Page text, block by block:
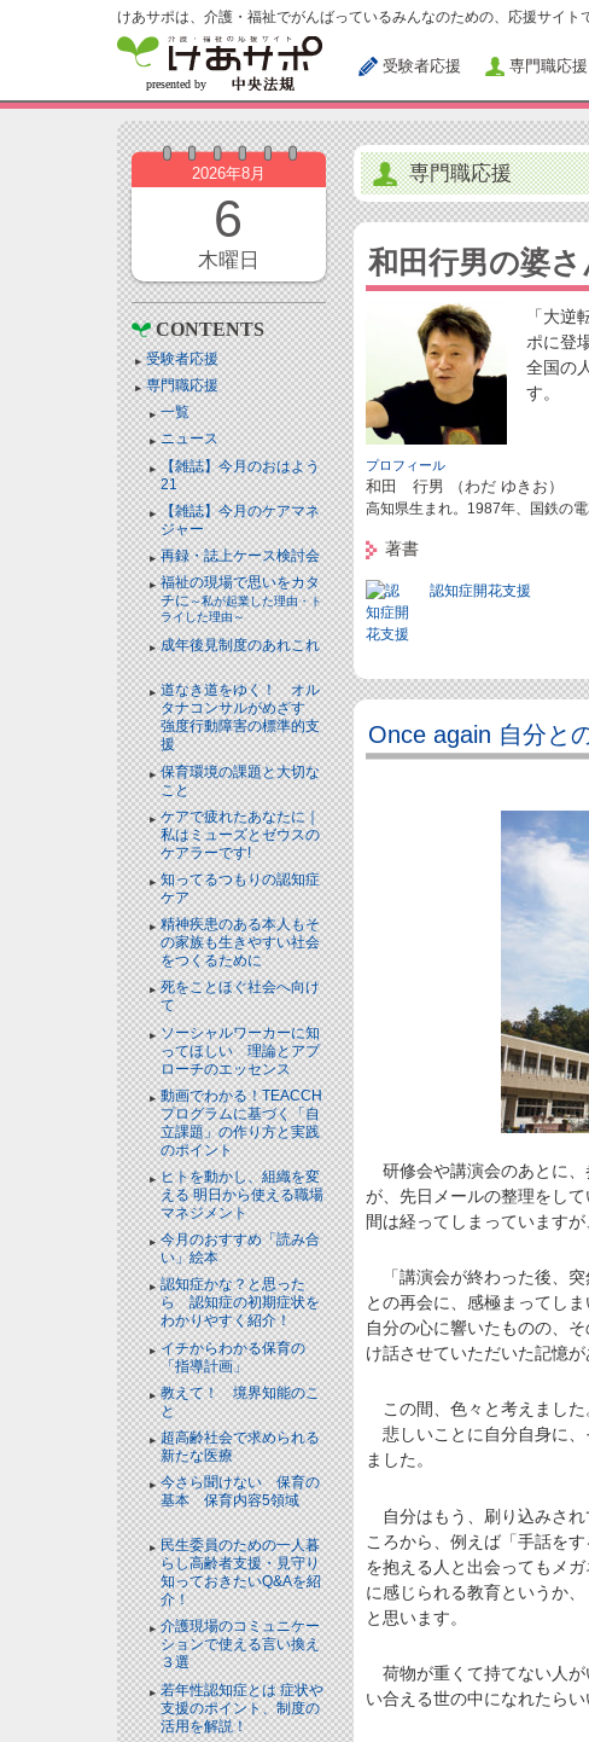
けあサポは、介護・福祉でがんばっているみんなのための、応援サイト
受験者応援 専門職応援
2026年8月
6
木曜日
CONTENTS
受験者応援
専門職応援
一覧
ニュース
【雑誌】今月のおはよう
21
【雑誌】今月のケアマネ
ジャー
再録・誌上ケース検討会
福祉の現場で思いをカタ
チに～私が起業した理由・ト
ライした理由～
成年後見制度のあれこれ
NEW!
道なき道をゆく！ オル
タナコンサルがめざす
強度行動障害の標準的支
援NEW!
保育環境の課題と大切な
ことNEW!
ケアで疲れたあなたに｜
私はミューズとゼウスの
ケアラーです!NEW!
知ってるつもりの認知症
ケアNEW!
精神疾患のある本人もそ
の家族も生きやすい社会
をつくるためにNEW!
死をことほぐ社会へ向け
てNEW!
ソーシャルワーカーに知
ってほしい 理論とアプ
ローチのエッセンスNEW!
動画でわかる！TEACCH
プログラムに基づく「自
立課題」の作り方と実践
のポイントNEW!
ヒトを動かし、組織を変
える 明日から使える職場
マネジメントNEW!
今月のおすすめ「読み合
い」絵本NEW!
認知症かな？と思った
ら 認知症の初期症状を
わかりやすく紹介！NEW!
イチからわかる保育の
「指導計画」NEW!
教えて！ 境界知能のこ
とNEW!
超高齢社会で求められる
新たな医療NEW!
今さら聞けない 保育の
基本 保育内容5領域
NEW!
民生委員のための一人暮
らし高齢者支援・見守り
知っておきたいQ&Aを紹
介！NEW!
介護現場のコミュニケー
ションで使える言い換え
３選NEW!
若年性認知症とは 症状や
支援のポイント、制度の
活用を解説！NEW!
専門職応援
和田行男の婆
「大
ポに登
全国の
す。
プロフィール
和田 行男 （わだ ゆきお）
高知県生まれ。1987年、国鉄の
著書
認知症開花支援
Once again 自分と
研修会や講演会のあとに、
が、先日メールの整理をし
間は経ってしまっています
「講演会が終わった後、突
との再会に、感極まってし
自分の心に響いたものの、
け話させていただいた記憶が
この間、色々と考えました
悲しいことに自分自身に、
ました。
自分はもう、刷り込みされ
ころから、例えば「手話を
を抱える人と出会ってもメ
に感じられる教育というか
と思います。
荷物が重くて持てない人が
い合える世の中になれたら